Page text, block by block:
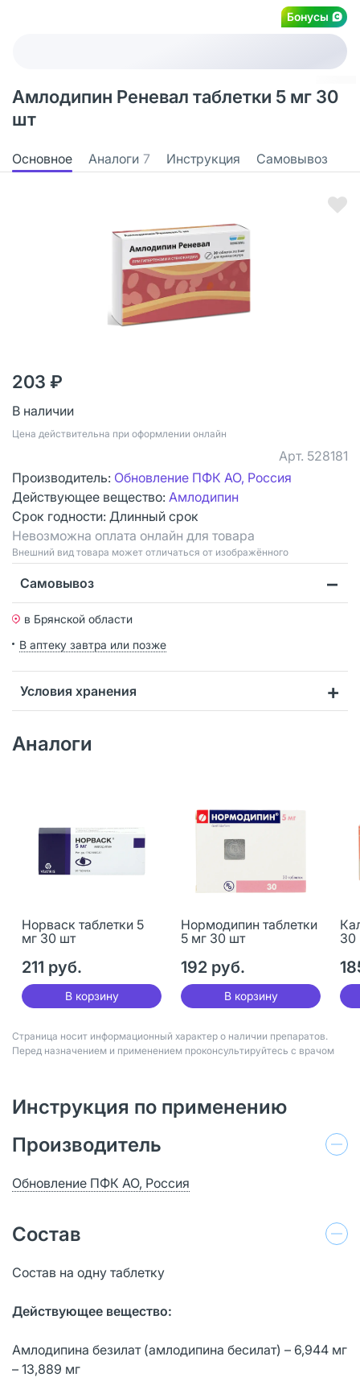
Бонусы
Амлодипин Реневал таблетки 5 мг 30
шт
Основное Аналоги 7 Инструкция Самовывоз
203 ₽
В наличии
Цена действительна при оформлении онлайн
Арт. 528181
Производитель: Обновление ПФК АО, Россия
Действующее вещество: Амлодипин
Срок годности: Длинный срок
Невозможна оплата онлайн для товара
Bнешний вид товара может отличаться от изображённого
Самовывоз
в Брянской области
В аптеку завтра или позже
Условия хранения
Аналоги
Норваск таблетки 5
мг 30 шт
211 руб.
В корзину
Нормодипин таблетки
5 мг 30 шт
192 руб.
В корзину
30
Страница носит информационный характер о наличии препаратов.
Перед назначением и применением проконсультируйтесь с врачом
Инструкция по применению
Производитель
Обновление ПФК АО, Россия
Состав
Состав на одну таблетку
Действующее вещество:
Амлодипина безилат (амлодипина бесилат) – 6,944 мг
– 13,889 мг